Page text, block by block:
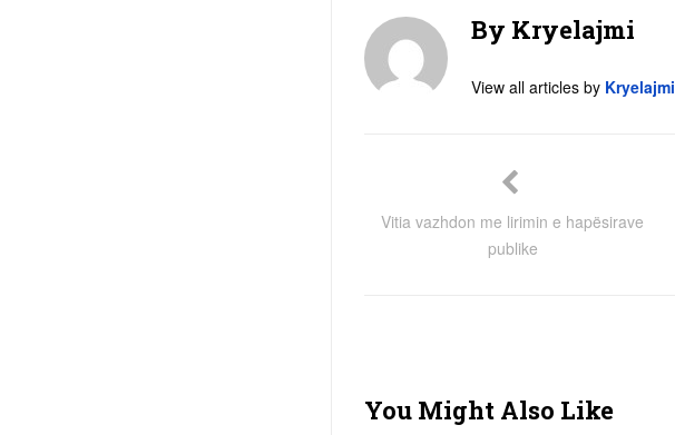
By Kryelajmi
View all articles by Kryelajmi
Vitia vazhdon me lirimin e hapësirave
publike
You Might Also Like